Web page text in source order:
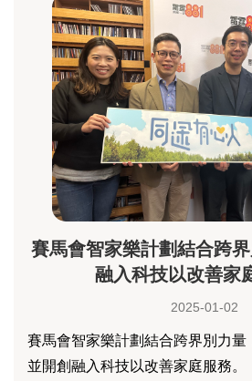
賽馬會智家樂計劃結合跨
融入科技以改善家
2025-01-02
賽馬會智家樂計劃結合跨界別力量
並開創融入科技以改善家庭服務。